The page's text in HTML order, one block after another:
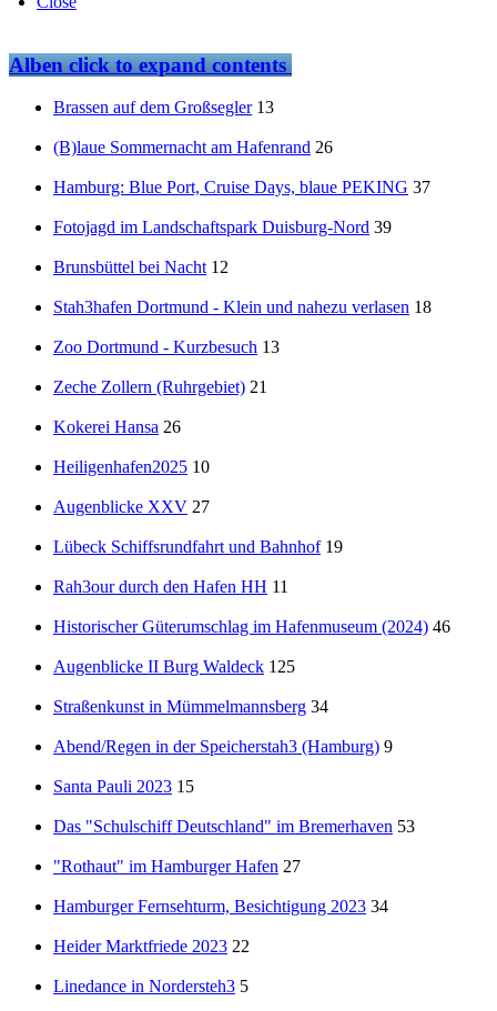
Albenclick to expand contents
Brassen auf dem Großsegler 13
(B)laue Sommernacht am Hafenrand 26
Hamburg: Blue Port, Cruise Days, blaue PEKING 37
Fotojagd im Landschaftspark Duisburg-Nord 39
Brunsbüttel bei Nacht 12
Stah3hafen Dortmund - Klein und nahezu verlasen 18
Zoo Dortmund - Kurzbesuch 13
Zeche Zollern (Ruhrgebiet) 21
Kokerei Hansa 26
Heiligenhafen2025 10
Augenblicke XXV 27
Lübeck Schiffsrundfahrt und Bahnhof 19
Rah3our durch den Hafen HH 11
Historischer Güterumschlag im Hafenmuseum (2024) 46
Augenblicke II Burg Waldeck 125
Straßenkunst in Mümmelmannsberg 34
Abend/Regen in der Speicherstah3 (Hamburg) 9
Santa Pauli 2023 15
Das "Schulschiff Deutschland" im Bremerhaven 53
"Rothaut" im Hamburger Hafen 27
Hamburger Fernsehturm, Besichtigung 2023 34
Heider Marktfriede 2023 22
Linedance in Nordersteh3 5